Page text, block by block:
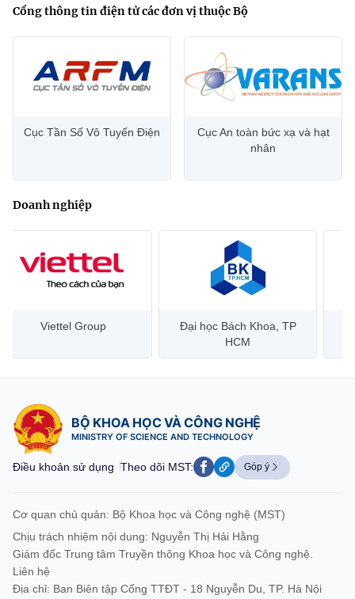
Cổng thông tin điện tử các đơn vị thuộc Bộ
Cục Tần Số Vô Tuyến Điện
Cục An toàn bức xạ và hạt
nhân
Doanh nghiệp
Đại học Bách Khoa, TP
Bưu điện Việt Nam –
Vietnam Post
BỘ KHOA HỌC VÀ CÔNG NGHỆ
MINISTRY OF SCIENCE AND TECHNOLOGY
Điều khoản sử dụng Theo dõi MST: Góp ý
Cơ quan chủ quản: Bộ Khoa học và Công nghệ (MST)
Chịu trách nhiệm nội dung: Nguyễn Thị Hải Hằng
Giám đốc Trung tâm Truyền thông Khoa học và Công nghệ.
Liên hệ
Địa chỉ: Ban Biên tập Cổng TTĐT - 18 Nguyễn Du, TP. Hà Nội